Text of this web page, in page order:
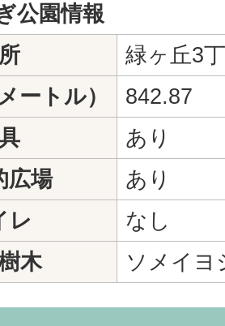
公園情報
緑ヶ丘3
ートル）
842.87
あり
広場
あり
レ
なし
木
ソメイヨ